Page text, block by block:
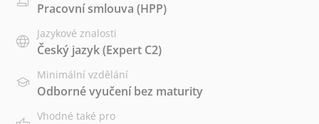
Pracovní smlouva (HPP)
Jazykové znalosti
Český jazyk(Expert C2)
Minimální vzdělání
Odborné vyučení bez maturity
Vhodné také pro